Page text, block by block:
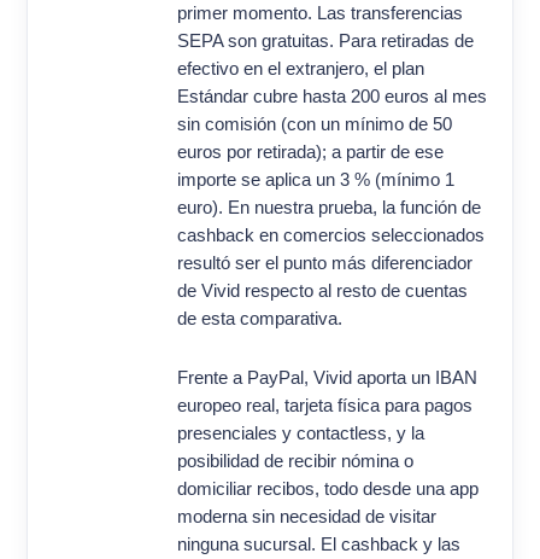
primer momento. Las transferencias
SEPA son gratuitas. Para retiradas de
efectivo en el extranjero, el plan
Estándar cubre hasta 200 euros al mes
sin comisión (con un mínimo de 50
euros por retirada); a partir de ese
importe se aplica un 3 % (mínimo 1
euro). En nuestra prueba, la función de
cashback en comercios seleccionados
resultó ser el punto más diferenciador
de Vivid respecto al resto de cuentas
de esta comparativa.
Frente a PayPal, Vivid aporta un IBAN
europeo real, tarjeta física para pagos
presenciales y contactless, y la
posibilidad de recibir nómina o
domiciliar recibos, todo desde una app
moderna sin necesidad de visitar
ninguna sucursal. El cashback y las